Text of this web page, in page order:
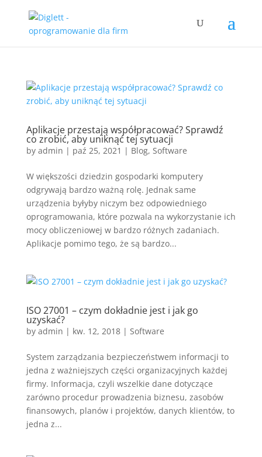
Aplikacje przestają współpracować? Sprawdź
co zrobić, aby uniknąć tej sytuacji
by admin | paź 25, 2021 | Blog, Software
W większości dziedzin gospodarki komputery
odgrywają bardzo ważną rolę. Jednak same
urządzenia byłyby niczym bez odpowiedniego
oprogramowania, które pozwala na wykorzystanie ich
mocy obliczeniowej w bardzo różnych zadaniach.
Aplikacje pomimo tego, że są bardzo...
ISO 27001 – czym dokładnie jest i jak go
uzyskać?
by admin | kw. 12, 2018| Software
System zarządzania bezpieczeństwem informacji to
jedna z ważniejszych części organizacyjnych każdej
firmy. Informacja, czyli wszelkie dane dotyczące
zarówno procedur prowadzenia biznesu, zasobów
finansowych, planów i projektów, danych klientów, to
jedna z...